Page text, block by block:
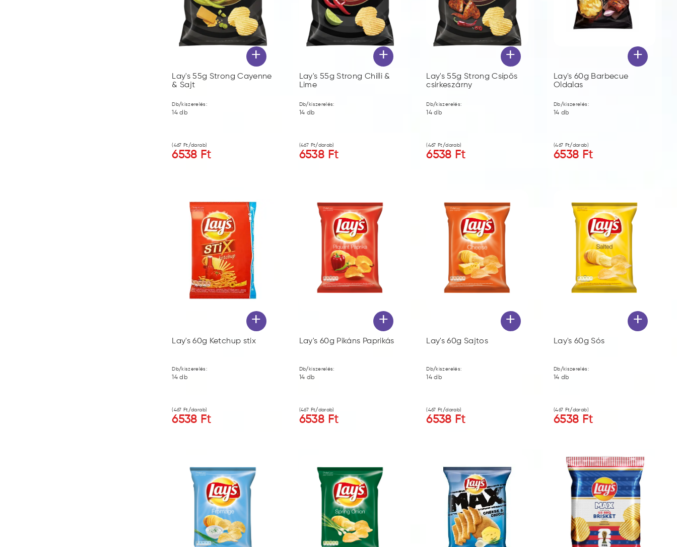
+
Lay's 55g Strong Cayenne
& Sajt
Db/kiszerelés:
14db
( 467 Ft/darab)
6538 Ft
+
Lay's 55g Strong Chilli &
Lime
Db/kiszerelés:
14 db
(467 Ft/darab)
6538 Ft
+
Lay's 55g Strong Csípős
csirkeszárny
Db/kiszerelés:
14 db
( 467 Ft/darab)
6538 Ft
+
Lay's 60g Barbecue
Oldalas
Db/kiszerelés:
14 db
(467 Ft/darab)
6538 Ft
+
Lay's 60g Ketchup stix
Db/kiszerelés:
14db
( 467 Ft/darab)
6538 Ft
+
Lay's 60g Pikáns Paprikás
Db/kiszerelés:
14 db
(467 Ft/darab)
6538 Ft
+
Lay's 60g Sajtos
Db/kiszerelés:
14 db
( 467 Ft/darab)
6538 Ft
+
Lay's 60g Sós
Db/kiszerelés:
14 db
(467 Ft/darab)
6538 Ft